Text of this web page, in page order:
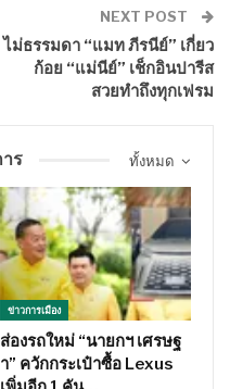
NEXT POST
ไม่ธรรมดา “แมท ภีรนีย์” เกี่ยว
ก้อย “แม่นีย์” เช็กอินปารีส
สวยทำถึงทุกเฟรม
ทั้งหมด
ร
ข่าวการเมือง
ส่องรถใหม่ “นายกฯ เศรษฐ
า” ควักกระเป๋าซื้อ Lexus